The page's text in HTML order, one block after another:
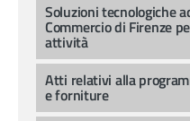
Soluzioni tecnologiche
Commercio di Firenze
attività
Atti relativi alla
e forniture